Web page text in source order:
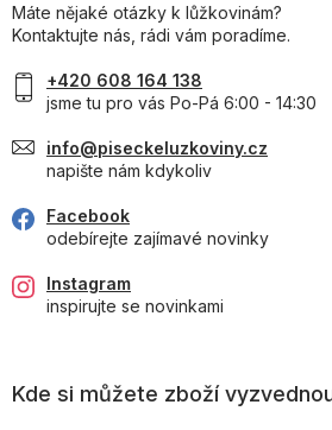
Máte nějaké otázky k lůžkovinám?
Kontaktujte nás, rádi vám poradíme.
+420 608 164 138
jsme tu pro vás Po-Pá 6:00 - 14:30
info@piseckeluzkoviny.cz
napište nám kdykoliv
Facebook
odebírejte zajímavé novinky
Instagram
inspirujte se novinkami
Kde si můžete zboží